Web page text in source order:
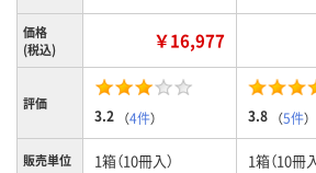
価格
(税込)
￥16,977
評価
3.2 （4件） 3.8 （5件）
販売単位 1箱（10冊入） 1箱（10冊